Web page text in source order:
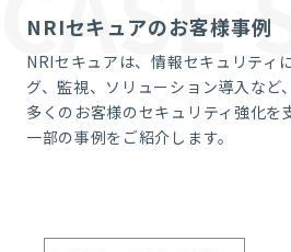
NRIセキュアのお客様事例
NRIセキュアは、情報セキュリティ
グ、監視、ソリューション導入など
多くのお客様のセキュリティ強化を
一部の事例をご紹介します。